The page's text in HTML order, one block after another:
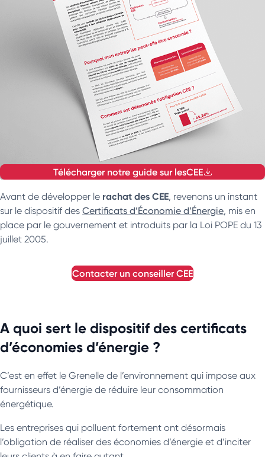
Télécharger notre guide sur lesCEE
Avant de développer le rachat des CEE, revenons un instant
sur le dispositif des Certificats d’Économie d’Énergie, mis en
place par le gouvernement et introduits par la Loi POPE du 13
juillet 2005.
contacter un conseillerCEE
A quoi sert le dispositif des certificats
d’économies d’énergie ?
C’est en effet le Grenelle de l’environnement qui impose aux
fournisseurs d’énergie de réduire leur consommation
énergétique.
Les entreprises qui polluent fortement ont désormais
l’obligation de réaliser des économies d’énergie et d’inciter